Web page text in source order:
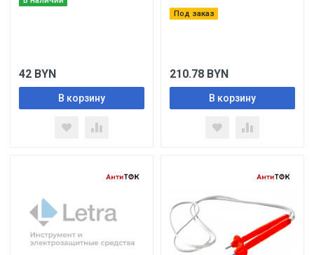
42 BYN
В корзину
Под заказ
210.78 BYN
В корзину